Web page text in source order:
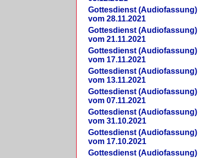
Gottesdienst (Audiofassung)
vom 28.11.2021
Gottesdienst (Audiofassung)
vom 21.11.2021
Gottesdienst (Audiofassung)
vom 17.11.2021
Gottesdienst (Audiofassung)
vom 13.11.2021
Gottesdienst (Audiofassung)
vom 07.11.2021
Gottesdienst (Audiofassung)
vom 31.10.2021
Gottesdienst (Audiofassung)
vom 17.10.2021
Gottesdienst (Audiofassung)